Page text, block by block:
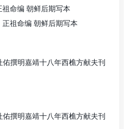
命编 朝鲜后期写本
祖命编 朝鲜后期写本
撰明嘉靖十八年西樵方献夫刊
撰明嘉靖十八年西樵方献夫刊